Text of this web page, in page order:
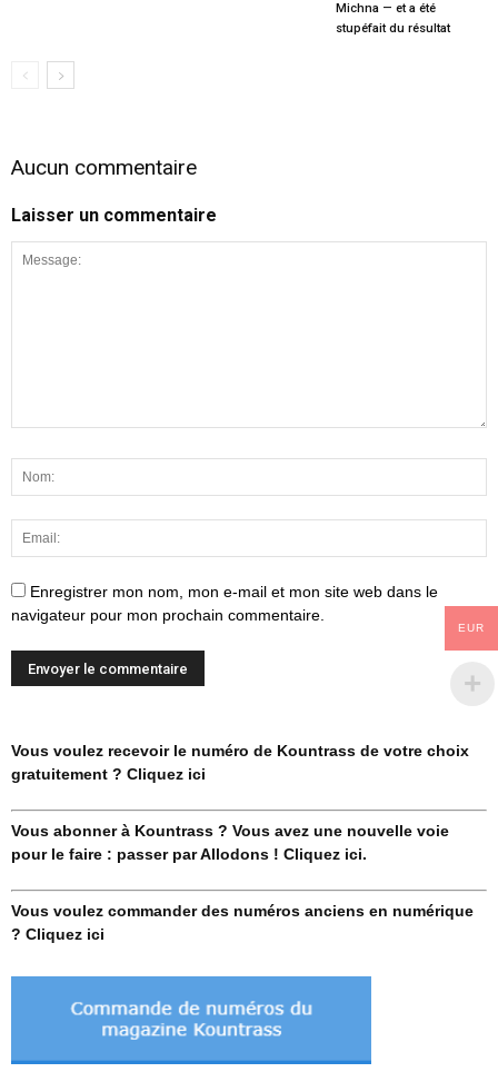
Michna — et a été
stupéfait du résultat
Aucun commentaire
Laisser un commentaire
Enregistrer mon nom, mon e-mail et mon site web dans le
navigateur pour mon prochain commentaire.
Vous voulez recevoir le numéro de Kountrass de votre choix
gratuitement ? Cliquez ici
Vous abonner à Kountrass ? Vous avez une nouvelle voie
pour le faire : passer par Allodons ! Cliquez ici.
Vous voulez commander des numéros anciens en numérique
? Cliquez ici
EUR